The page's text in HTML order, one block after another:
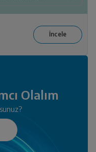
Olalım